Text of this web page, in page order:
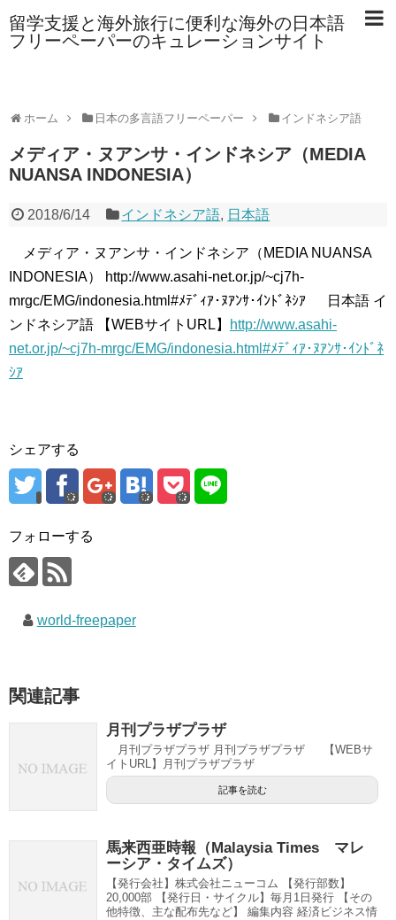
留学支援と海外旅行に便利な海外の日本語
フリーペーパーのキュレーションサイト
ホーム 日本の多言語フリーペーパー インドネシア語
メディア・ヌアンサ・インドネシア（MEDIA
NUANSA INDONESIA）
2018/6/14 インドネシア語, 日本語
メディア・ヌアンサ・インドネシア（MEDIA NUANSA
INDONESIA） http://www.asahi-net.or.jp/~cj7h-
mrgc/EMG/indonesia.html#ﾒﾃﾞｨｱ･ﾇｱﾝｻ･ｲﾝﾄﾞﾈｼｱ 日本語 イ
ンドネシア語 【WEBサイトURL】
http://www.asahi-
net.or.jp/~cj7h-mrgc/EMG/indonesia.html#ﾒﾃﾞｨｱ･ﾇｱﾝｻ･ｲﾝﾄﾞﾈ
ｼｱ
シェアする
フォローする
world-freepaper
関連記事
月刊プラザプラザ
月刊プラザプラザ 月刊プラザプラザ 【WEBサ
イトURL】月刊プラザプラザ
記事を読む
馬来西亜時報（Malaysia Times マレ
ーシア・タイムズ）
【発行会社】株式会社ニューコム 【発行部数】
20,000部 【発行日・サイクル】毎月1日発行 【その
他特徴、主な配布先など】 編集内容 経済ビジネス情